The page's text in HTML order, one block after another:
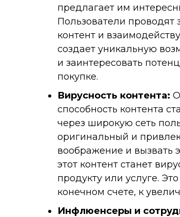
предлагает им
Пользователи
контент и
создает уникальную
и заинтересовать
покупке.
Вирусность контента:
способность контента
через широкую сеть
оригинальный и
воображение и вызвать
этот контент станет
продукту или услуге.
конечном счете, к
Инфлюенсеры и